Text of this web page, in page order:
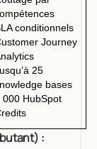
conditionnels
Journey
25
bases
000 HubSpot
: